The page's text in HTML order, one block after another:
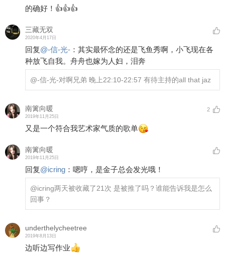
的确好！👍👍👍
三藏无双
2020年4月17日
回复@-信-光- ： 其实最怀念的还是飞鱼秀啊，小飞现在各
种放飞自我。舟舟也嫁为人妇，泪奔
@-信-光-对啊兄弟 晚上22:10-22:57 有待主持的all that jaz
南篱向暖
2019年11月25日
2
又是一个符合我艺术家气质的歌单
南篱向暖
2019年11月25日
回复@icring ： 嗯哼，是金子总会发光哦！
@icring两天被收藏了21次 是被推了吗？谁能告诉我是怎么
回事？
underthelycheetree
2019年8月13日
边听边写作业